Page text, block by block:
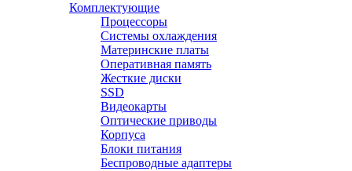
Комплектующие
Процессоры
Системы охлаждения
Материнские платы
Оперативная память
Жесткие диски
SSD
Видеокарты
Оптические приводы
Корпуса
Блоки питания
Беспроводные адаптеры